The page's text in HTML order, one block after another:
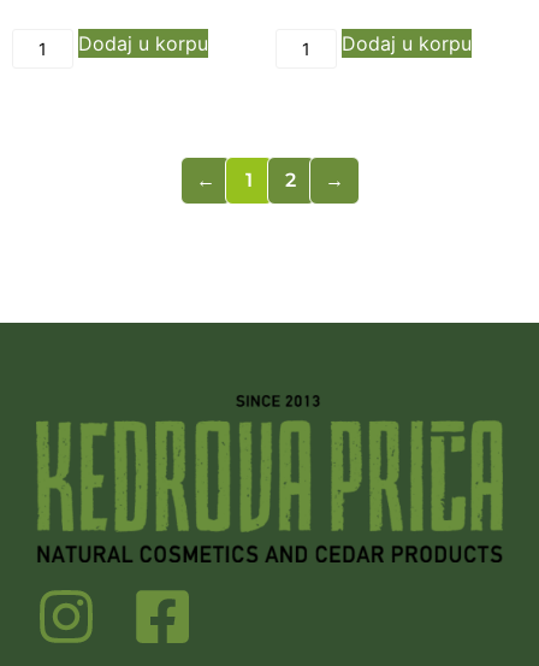
Dodaj u korpu Dodaj u korpu
← 1 2 →